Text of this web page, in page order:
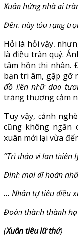
Xuân hứng nhà ai
Đêm này tỏa rạng
Hỏi là hỏi vậy,
là điều trân quý.
tâm hồn thi nhân.
bạn tri âm, gặp gỡ
đồ liên nhữ dao
trăng thương cảm
Tuy vậy, cảnh
cũng không ngăn
xuân mới lại vừa
“Trì thảo vị lan thiên
Đình mai dĩ hoán
… Nhân tự tiêu điều
Đoàn thành thành
(Xuân tiêu lữ thứ)